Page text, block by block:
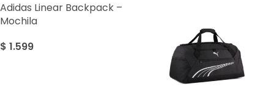
Adidas Linear Backpack –
Mochila
$ 1.599